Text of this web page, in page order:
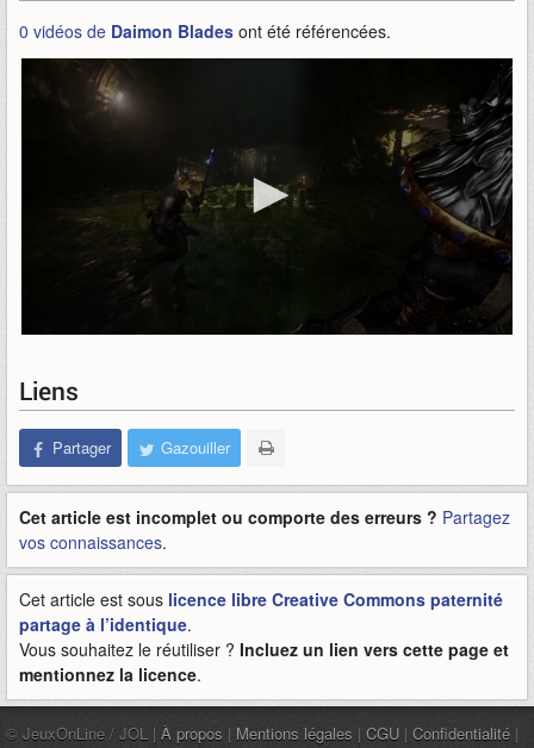
0 vidéos de Daimon Blades ont été référencées.
Liens
Partager Gazouiller
Cet article est incomplet ou comporte des erreurs ? Partagez
vos connaissances.
Cet article est sous licence libre Creative Commons paternité
partage à l’identique.
Vous souhaitez le réutiliser ? Incluez un lien vers cette page et
mentionnez la licence.
© JeuxOnLine / JOL | À propos | Mentions légales | CGU | Confidentialité |